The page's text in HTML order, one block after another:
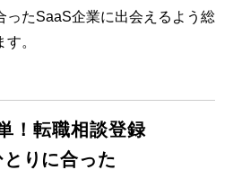
ったSaaS企業に出会えるよう総
。
！転職相談登録
りに合った